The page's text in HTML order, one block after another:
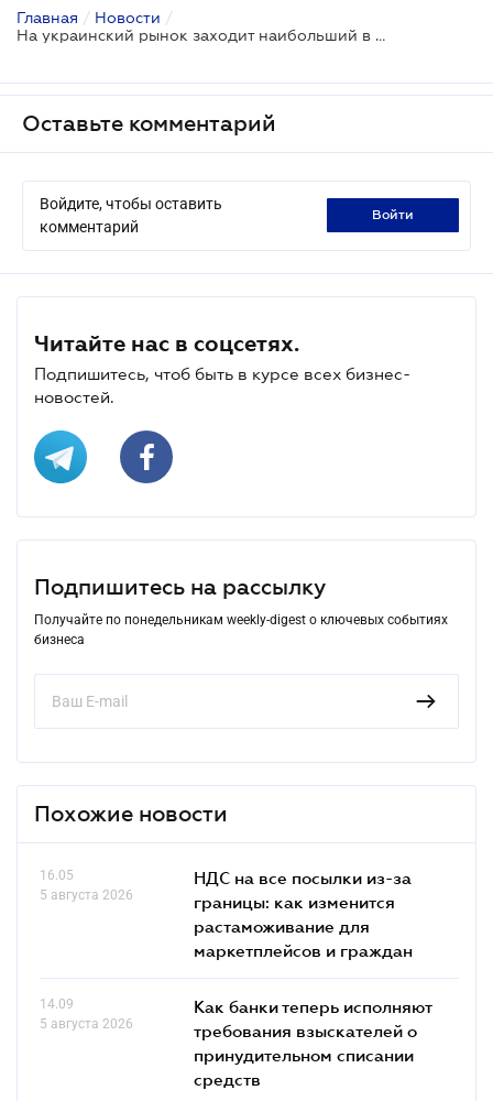
Главная / Новости /
На украинский рынок заходит наибольший в Европе автобусный лоукостер
Оставьте комментарий
Войдите, чтобы оставить
комментарий
войти
Читайте нас в соцсетях.
Подпишитесь, чтоб быть в курсе всех бизнес-
новостей.
Подпишитесь на рассылку
Получайте по понедельникам weekly-digest о ключевых событиях
бизнеса
Похожие новости
16.05
5 августа 2026
НДС на все посылки из-за
границы: как изменится
растаможивание для
маркетплейсов и граждан
14.09
5 августа 2026
Как банки теперь исполняют
требования взыскателей о
принудительном списании
средств